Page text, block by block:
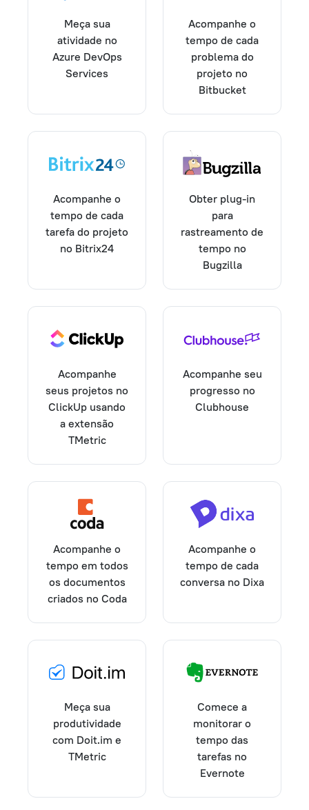
Meça sua
atividade no
Azure DevOps
Services
Acompanhe o
tempo de cada
problema do
projeto no
Bitbucket
Acompanhe o
tempo de cada
tarefa do projeto
no Bitrix24
Obter plug-in
para
rastreamento de
tempo no
Bugzilla
Acompanhe
seus projetos no
ClickUp usando
a extensão
TMetric
Acompanhe seu
progresso no
Clubhouse
Acompanhe o
tempo em todos
os documentos
criados no Coda
Acompanhe o
tempo de cada
conversa no Dixa
Meça sua
produtividade
com Doit.im e
TMetric
Comece a
monitorar o
tempo das
tarefas no
Evernote